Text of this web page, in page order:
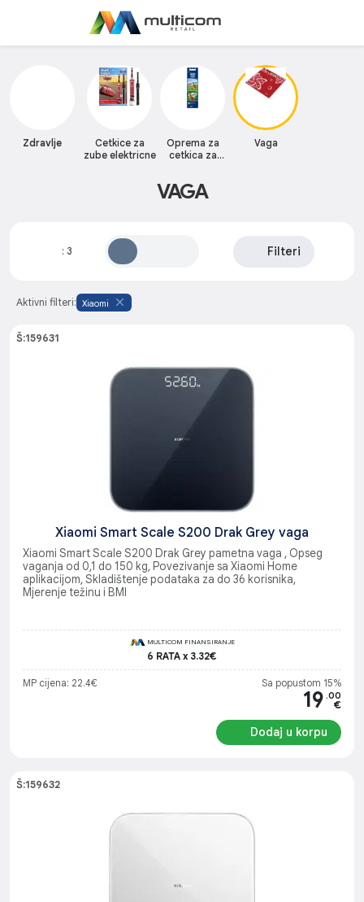
Zdravlje
Cetkice za
zube elektricne
Oprema za
cetkica za
Vaga
VAGA
: 3 Filteri
Aktivni filteri: Xiaomi
Š:159631
Xiaomi Smart Scale S200 Drak Grey vaga
Xiaomi Smart Scale S200 Drak Grey pametna vaga , Opseg
vaganja od 0,1 do 150 kg, Povezivanje sa Xiaomi Home
aplikacijom, Skladištenje podataka za do 36 korisnika,
Mjerenje težinu i BMI
MULTICOM FINANSIRANJE
6 RATA x 3.32€
MP cijena: 22.4€ Sa popustom 15%
19 .00
€
Dodaj u korpu
Š:159632